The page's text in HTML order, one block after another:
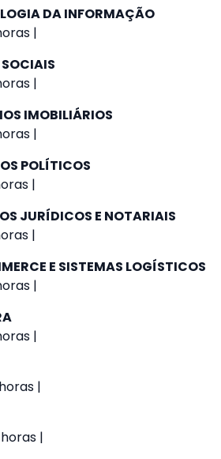
DA INFORMAÇÃO
|
|
IMOBILIÁRIOS
|
POLÍTICOS
|
JURÍDICOS E NOTARIAIS
|
E SISTEMAS LOGÍSTICOS
|
|
|
|